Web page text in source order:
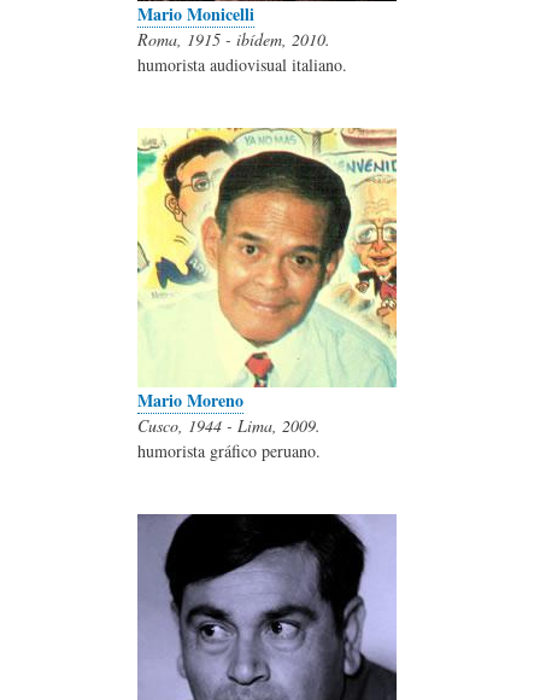
Mario Monicelli
Roma, 1915 - ibídem, 2010.
humorista audiovisual italiano.
Mario Moreno
Cusco, 1944 - Lima, 2009.
humorista gráfico peruano.